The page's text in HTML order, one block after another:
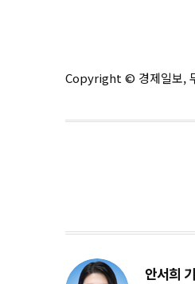
Copyright © 경제일보,
안서희